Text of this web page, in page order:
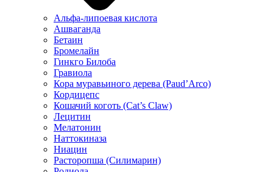
Альфа-липоевая кислота
Ашваганда
Бетаин
Бромелайн
Гинкго Билоба
Гравиола
Кора муравьиного дерева (Paud’Arco)
Кордицепс
Кошачий коготь (Cat’s Claw)
Лецитин
Мелатонин
Наттокиназа
Ниацин
Расторопша (Силимарин)